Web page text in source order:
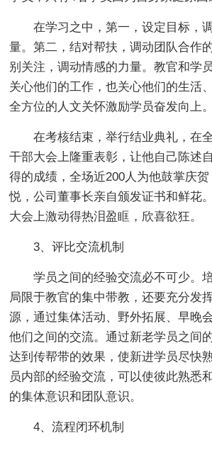
在学习之中，第一，设定目标，调
量。第二，结对帮扶，调动团队合作
别关注，调动情感的力量。教官和学
关心他们的工作，也关心他们的生活
全方位的人文关怀激励学员奋发向上。
在考核结束，举行结业典礼，在
干部大会上隆重表彰，让他自己陈述
得的成绩，全场近200人为他鼓掌庆
悦，公司董事长亲自颁发证书和鲜花
大会上激动得热泪盈眶，欣喜欲狂。
3、评比交流机制
学员之间的经验交流必不可少。培
局限于教官的集中带教，还要充分发
源，通过集体活动、野外拓展、早晚
他们之间的交流。通过新老学员之间
达到传帮带的效果，使新进学员尽快
员内部的经验交流，可以使彼此熟悉
的集体意识和团队意识。
4、流程闭环机制